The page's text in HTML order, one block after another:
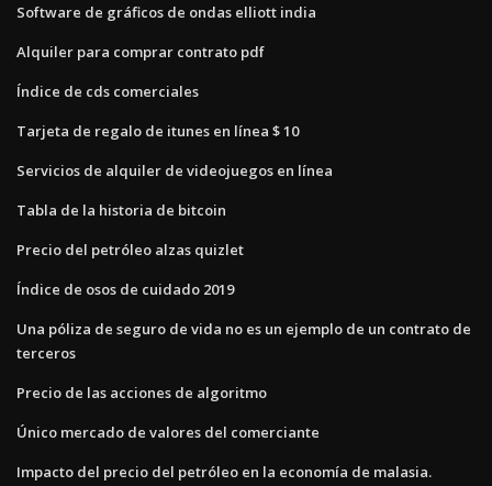
Software de gráficos de ondas elliott india
Alquiler para comprar contrato pdf
Índice de cds comerciales
Tarjeta de regalo de itunes en línea $ 10
Servicios de alquiler de videojuegos en línea
Tabla de la historia de bitcoin
Precio del petróleo alzas quizlet
Índice de osos de cuidado 2019
Una póliza de seguro de vida no es un ejemplo de un contrato de
terceros
Precio de las acciones de algoritmo
Único mercado de valores del comerciante
Impacto del precio del petróleo en la economía de malasia.